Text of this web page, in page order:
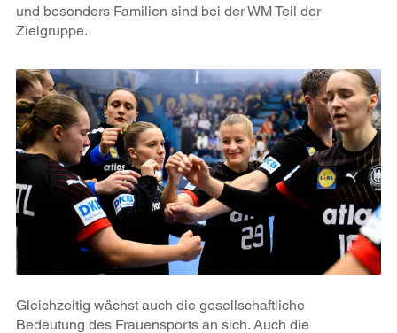
und besonders Familien sind bei der WM Teil der
Zielgruppe.
Gleichzeitig wächst auch die gesellschaftliche
Bedeutung des Frauensports an sich. Auch die